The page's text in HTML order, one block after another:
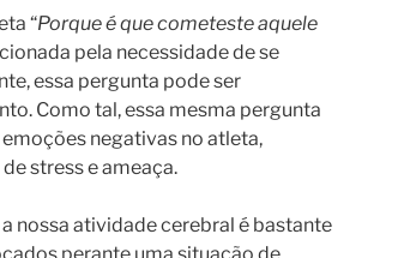
“Porque é que cometeste aquele
pela necessidade de se
essa pergunta pode ser
Como tal, essa mesma pergunta
negativas no atleta,
stress e ameaça.
nossa atividade cerebral é bastante